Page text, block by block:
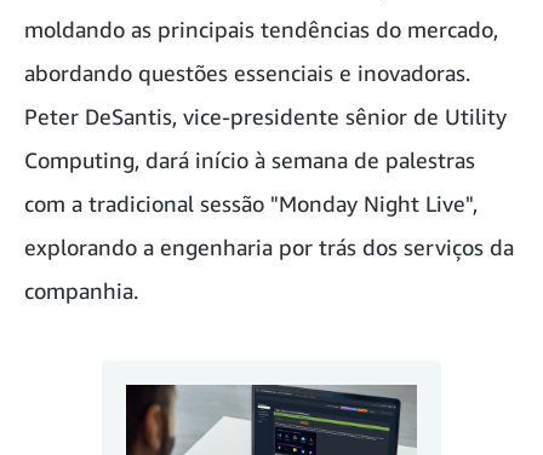
moldando as principais tendências do mercado,
abordando questões essenciais e inovadoras.
Peter DeSantis, vice-presidente sênior de Utility
Computing, dará início à semana de palestras
com a tradicional sessão "Monday Night Live",
explorando a engenharia por trás dos serviços da
companhia.